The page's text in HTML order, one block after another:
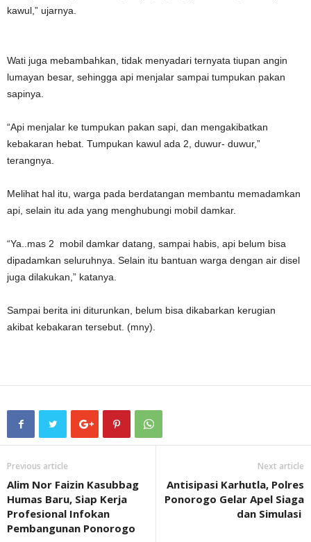
kawul,” ujarnya.
Wati juga mebambahkan, tidak menyadari ternyata tiupan angin
lumayan besar, sehingga api menjalar sampai tumpukan pakan
sapinya.
“Api menjalar ke tumpukan pakan sapi, dan mengakibatkan
kebakaran hebat. Tumpukan kawul ada 2, duwur- duwur,”
terangnya.
Melihat hal itu, warga pada berdatangan membantu memadamkan
api, selain itu ada yang menghubungi mobil damkar.
“Ya..mas 2 mobil damkar datang, sampai habis, api belum bisa
dipadamkan seluruhnya. Selain itu bantuan warga dengan air disel
juga dilakukan,” katanya.
Sampai berita ini diturunkan, belum bisa dikabarkan kerugian
akibat kebakaran tersebut. (mny).
Previous article
Alim Nor Faizin Kasubbag
Humas Baru, Siap Kerja
Profesional Infokan
Pembangunan Ponorogo
Next article
Antisipasi Karhutla, Polres
Ponorogo Gelar Apel Siaga
dan Simulasi